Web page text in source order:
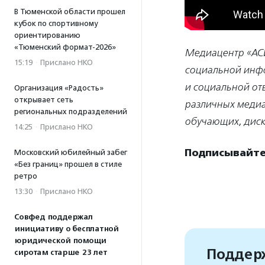
В Тюменской области прошел
кубок по спортивному
ориентированию
«Тюменский формат-2026»
15:19 · Прислано НКО
Организация «Радость»
открывает сеть
региональных подразделений
14:25 · Прислано НКО
Московский юбилейный забег
«Без границ» прошел в стиле
ретро
13:30 · Прислано НКО
Совфед поддержал
инициативу о бесплатной
юридической помощи
сиротам старше 23 лет
Медиацентр
социальной
и социальной
различных
обучающих,